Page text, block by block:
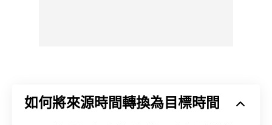
如何將來源時間轉換為目標時間